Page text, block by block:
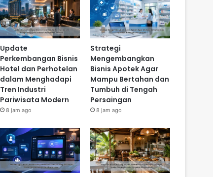
Update
Perkembangan Bisnis
Hotel dan Perhotelan
dalam Menghadapi
Tren Industri
Pariwisata Modern
8 jam ago
Strategi
Mengembangkan
Bisnis Apotek Agar
Mampu Bertahan dan
Tumbuh di Tengah
Persaingan
8 jam ago